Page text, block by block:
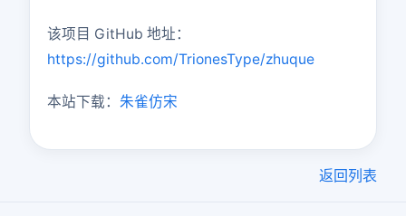
该项目 GitHub 地址：
https://github.com/TrionesType/zhuque
本站下载：朱雀仿宋
返回列表